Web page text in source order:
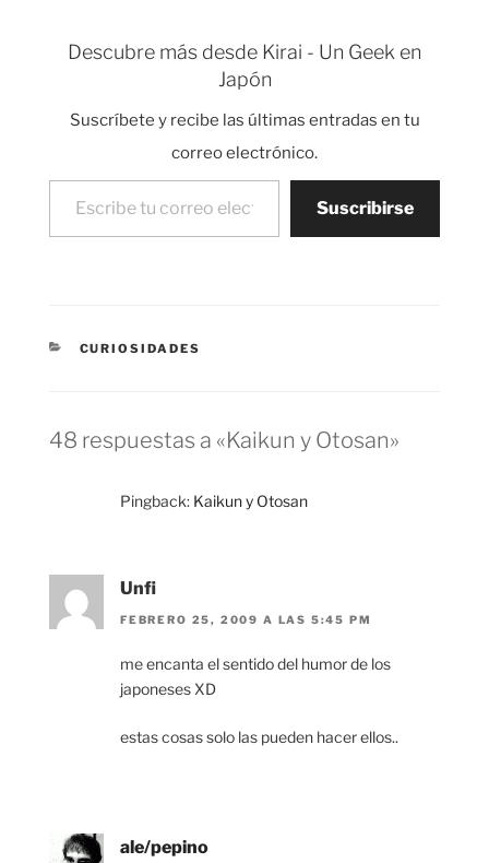
Descubre más desde Kirai - Un Geek en
Japón
Suscríbete y recibe las últimas entradas en tu
correo electrónico.
Escribe tu correo electrónico…
Suscribirse
CATEGORÍAS
CURIOSIDADES
48 respuestas a «Kaikun y Otosan»
Pingback: Kaikun y Otosan
Unfi
FEBRERO 25, 2009 A LAS 5:45 PM
me encanta el sentido del humor de los
japoneses XD
estas cosas solo las pueden hacer ellos..
ale/pepino